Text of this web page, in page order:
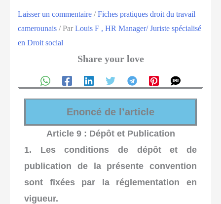
Laisser un commentaire /Fiches pratiques droit du travail
camerounais / Par Louis F , HR Manager/ Juriste spécialisé
en Droit social
Share your love
Enoncé de l’article
Article 9 : Dépôt et Publication
1. Les conditions de dépôt et de
publication de la présente convention
sont fixées par la réglementation en
vigueur.